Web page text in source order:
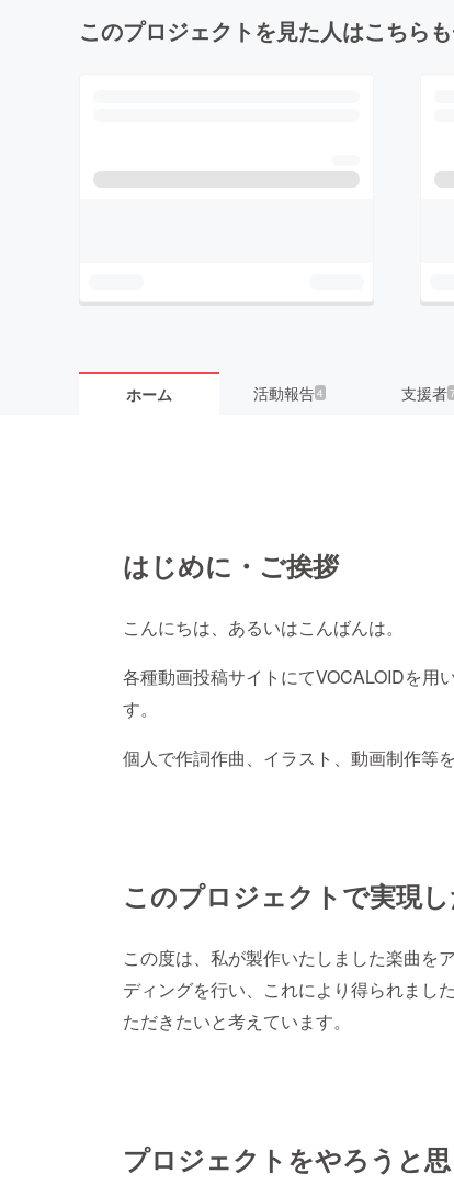
このプロジェクトを見た人はこちら
ホーム 活動報告4 支援者7
はじめに・ご挨拶
こんにちは、あるいはこんばんは。
各種動画投稿サイトにてVOCALOIDを用
す。
個人で作詞作曲、イラスト、動画制作等
このプロジェクトで実現
この度は、私が製作いたしました楽曲を
ディングを行い、これにより得られまし
ただきたいと考えています。
プロジェクトをやろうと